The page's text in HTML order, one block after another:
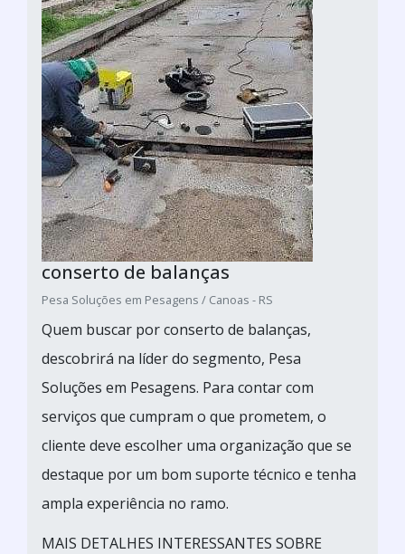
conserto de balanças
Pesa Soluções em Pesagens / Canoas - RS
Quem buscar por conserto de balanças,
descobrirá na líder do segmento, Pesa
Soluções em Pesagens. Para contar com
serviços que cumpram o que prometem, o
cliente deve escolher uma organização que se
destaque por um bom suporte técnico e tenha
ampla experiência no ramo.
MAIS DETALHES INTERESSANTES SOBRE